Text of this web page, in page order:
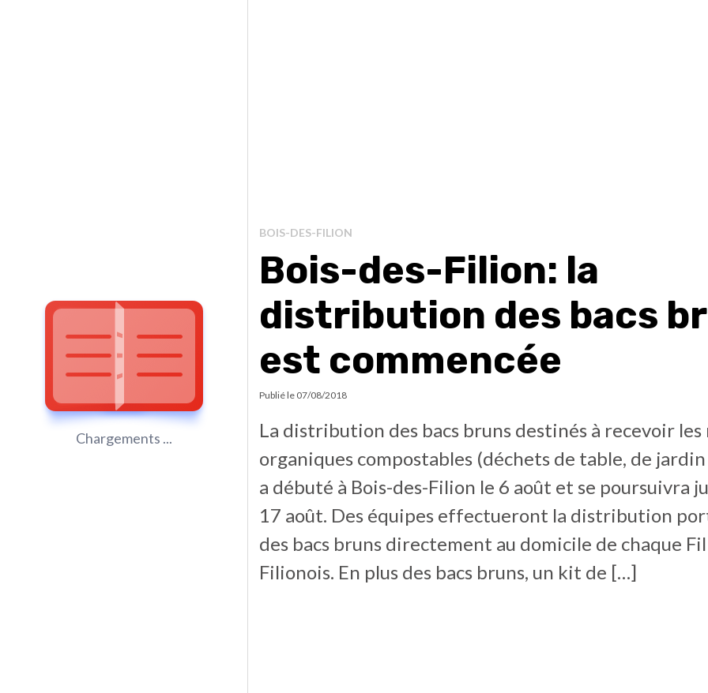
Chargements ...
BOIS-DES-FILION
Bois-des-Filion: la
distribution des bacs
est commencée
Publié le 07/08/2018
La distribution des bacs bruns destinés à recevoir
organiques compostables (déchets de table, de
a débuté à Bois-des-Filion le 6 août et se poursuivra
17 août. Des équipes effectueront la distribution
des bacs bruns directement au domicile de chaque
Filionois. En plus des bacs bruns, un kit de […]